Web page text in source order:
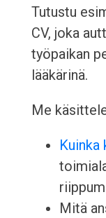
Tutustu
CV, joka
työpaikan
lääkärinä.
Me
Mitä